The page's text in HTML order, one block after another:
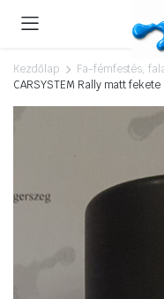
Kezdőlap
Fa-fémfestés,
CARSYSTEM Rally matt